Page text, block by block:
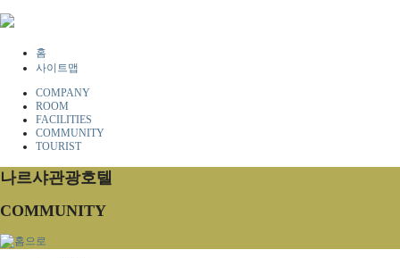
홈
사이트맵
COMPANY
ROOM
FACILITIES
COMMUNITY
TOURIST
나르샤관광호텔
COMMUNITY